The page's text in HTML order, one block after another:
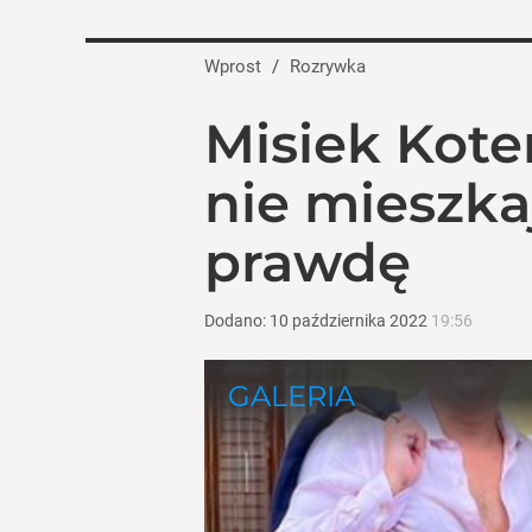
Rojek zaskakuje po 19 latach OFF
Tajemnica paragonów grozy. Tak
Wprost / Rozrywka
Misiek
nie
prawdę
Dodano: 10 października 2022 19:56